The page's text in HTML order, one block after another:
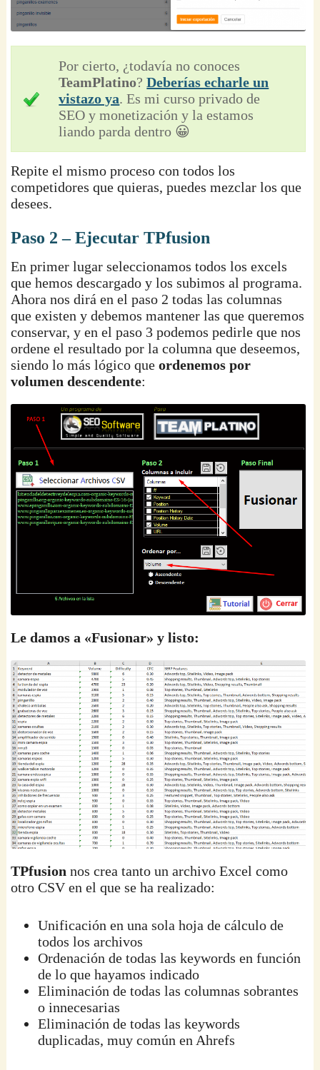
Por cierto, ¿todavía no conoces
TeamPlatino?Deberías echarle un
vistazo ya. Es mi curso privado de
SEO y monetización y la estamos
liando parda dentro 😀
Repite el mismo proceso con todos los
competidores que quieras, puedes mezclar los que
desees.
Paso 2 – Ejecutar TPfusion
En primer lugar seleccionamos todos los excels
que hemos descargado y los subimos al programa.
Ahora nos dirá en el paso 2 todas las columnas
que existen y debemos mantener las que queremos
conservar, y en el paso 3 podemos pedirle que nos
ordene el resultado por la columna que deseemos,
siendo lo más lógico queordenemos por
volumen descendente:
Le damos a «Fusionar» y listo:
TPfusion nos crea tanto un archivo Excel como
otro CSV en el que se ha realizado:
Unificación en una sola hoja de cálculo de
todos los archivos
Ordenación de todas las keywords en función
de lo que hayamos indicado
Eliminación de todas las columnas sobrantes
o innecesarias
Eliminación de todas las keywords
duplicadas, muy común en Ahrefs